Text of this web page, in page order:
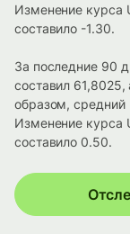
Изменение курса
составило -1.30.
За последние 90
составил
образом, средний
Изменение курса
составило 0.50.